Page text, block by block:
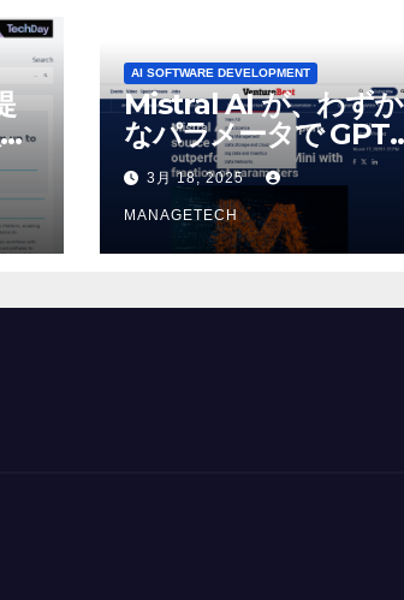
AI SOFTWARE DEVELOPMENT
Mistral AI が、わずか
なパラメータで GPT-
4o Mini を上回る新し
いオープンソース モ
デルをリリース |
VentureBeat
3月 18, 2025
MANAGETECH